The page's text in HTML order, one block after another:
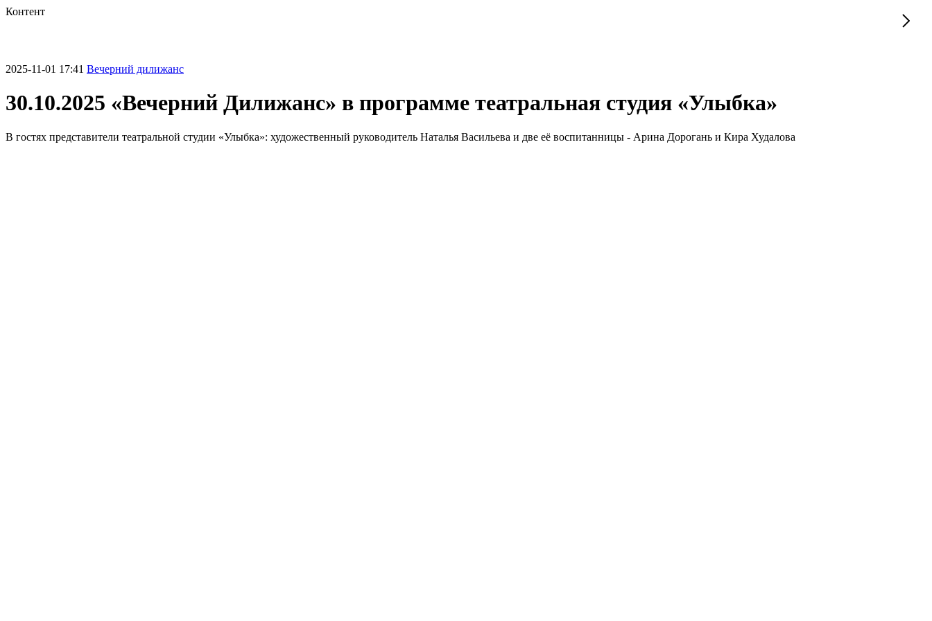
Контент
2025-11-01 17:41 Вечерний дилижанс
30.10.2025 «Вечерний Дилижанс» в программе театральная студия «Улыбка»
В гостях представители театральной студии «Улыбка»: художественный руководитель Наталья Васильева и две её воспитанницы - Арина Дорогань и Кира Худалова